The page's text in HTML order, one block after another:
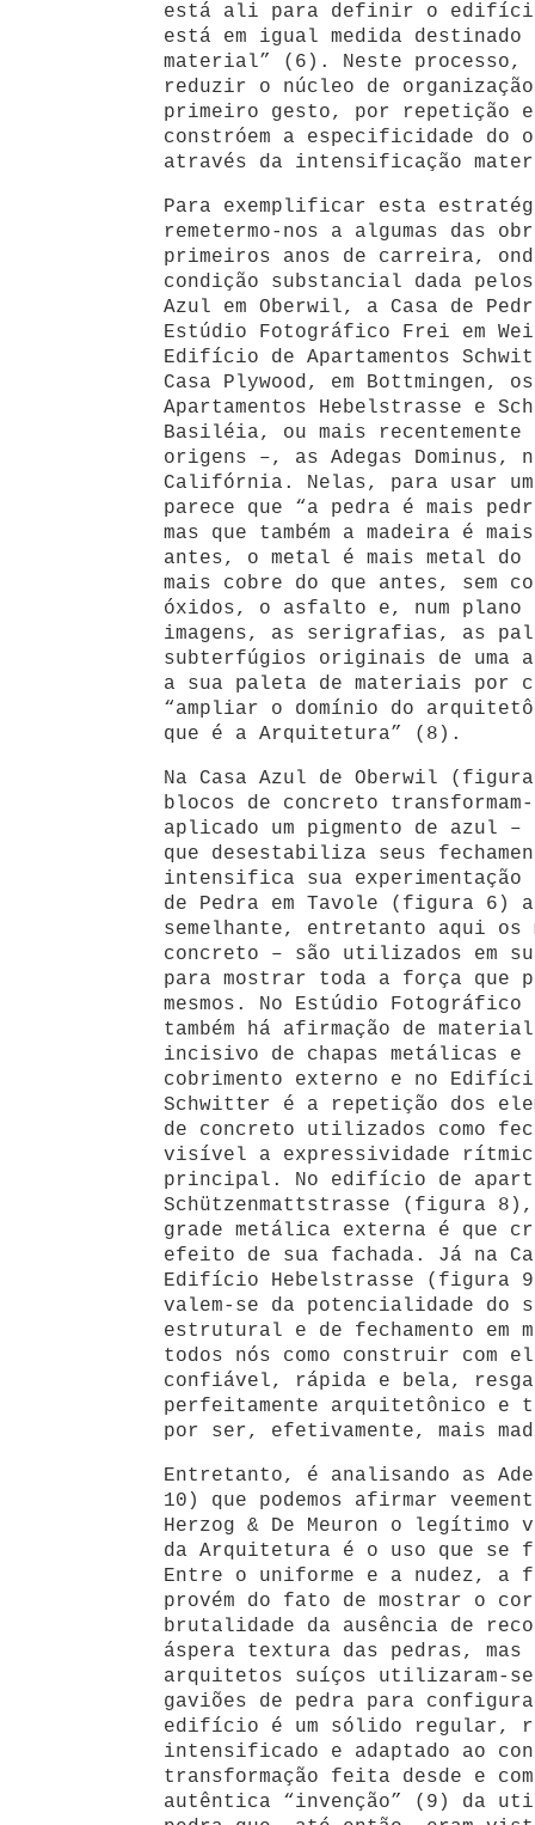
está ali para definir o
está em igual medida
material” (6). Neste
reduzir o núcleo de
primeiro gesto, por repetição
constróem a especificidade do
através da intensificação
Para exemplificar esta
remetermo-nos a algumas das
primeiros anos de carreira,
condição substancial dada
Azul em Oberwil, a Casa de
Estúdio Fotográfico Frei em
Edifício de Apartamentos
Casa Plywood, em Bottmingen,
Apartamentos Hebelstrasse e
Basiléia, ou mais recentemente
origens –, as Adegas
Califórnia. Nelas, para usar
parece que “a pedra é mais
mas que também a madeira é
antes, o metal é mais metal do
mais cobre do que antes, sem
óxidos, o asfalto e, num
imagens, as serigrafias, as
subterfúgios originais de uma
a sua paleta de materiais por
“ampliar o domínio do
que é a Arquitetura” (8).
Na Casa Azul de Oberwil
blocos de concreto
aplicado um pigmento de azul
que desestabiliza seus
intensifica sua experimentação
de Pedra em Tavole (figura 6)
semelhante, entretanto aqui
concreto – são utilizados em
para mostrar toda a força que
mesmos. No Estúdio
também há afirmação de
incisivo de chapas metálicas
cobrimento externo e no
Schwitter é a repetição dos
de concreto utilizados como
visível a expressividade
principal. No edifício de
Schützenmattstrasse (figura
grade metálica externa é que
efeito de sua fachada. Já na
Edifício Hebelstrasse (figura
valem-se da potencialidade do
estrutural e de fechamento em
todos nós como construir com
confiável, rápida e bela,
perfeitamente arquitetônico e
por ser, efetivamente, mais
Entretanto, é analisando as
10) que podemos afirmar
Herzog & De Meuron o legítimo
da Arquitetura é o uso que se
Entre o uniforme e a nudez, a
provém do fato de mostrar o
brutalidade da ausência de
áspera textura das pedras, mas
arquitetos suíços utilizaram-se
gaviões de pedra para
edifício é um sólido regular,
intensificado e adaptado ao
transformação feita desde e
autêntica “invenção” (9) da